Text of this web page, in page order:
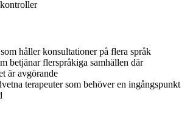
håller konsultationer på flera språk
betjänar flerspråkiga samhällen där
är avgörande
terapeuter som behöver en ingångspunkt